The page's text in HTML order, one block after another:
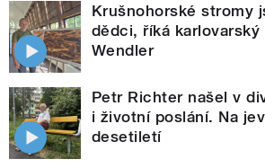
Krušnohorské stromy
dědci, říká
Wendler
Petr Richter našel v
i životní poslání. Na
desetiletí